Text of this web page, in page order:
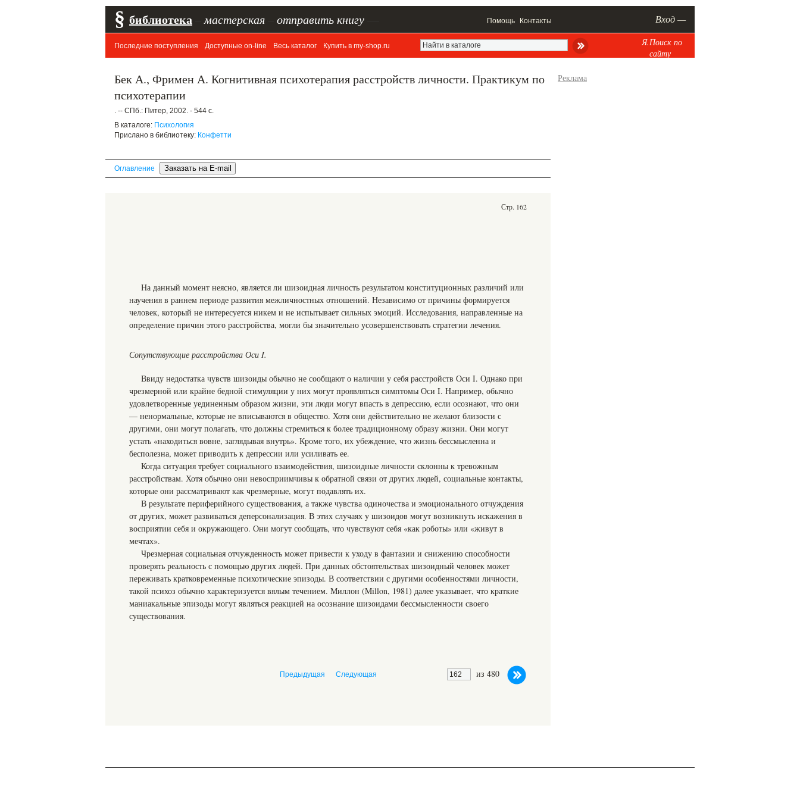
§ библиотека мастерская отправить книгу Помощь Контакты Вход —
Последние поступления Доступные on-line Весь каталог Купить в my-shop.ru
Я.Поиск по
сайту
Бек А., Фримен А. Когнитивная психотерапия расстройств личности. Практикум по
психотерапии
. -- СПб.: Питер, 2002. - 544 с.
В каталоге: Психология
Прислано в библиотеку: Конфетти
Оглавление
Стр. 162
На данный момент неясно, является ли шизоидная личность результатом конституционных различий или
научения в раннем периоде развития межличностных отношений. Независимо от причины формируется
человек, который не интересуется никем и не испытывает сильных эмоций. Исследования, направленные на
определение причин этого расстройства, могли бы значительно усовершенствовать стратегии лечения.
Сопутствующие расстройства Оси I.
Ввиду недостатка чувств шизоиды обычно не сообщают о наличии у себя расстройств Оси I. Однако при
чрезмерной или крайне бедной стимуляции у них могут проявляться симптомы Оси I. Например, обычно
удовлетворенные уединенным образом жизни, эти люди могут впасть в депрессию, если осознают, что они
— ненормальные, которые не вписываются в общество. Хотя они действительно не желают близости с
другими, они могут полагать, что должны стремиться к более традиционному образу жизни. Они могут
устать «находиться вовне, заглядывая внутрь». Кроме того, их убеждение, что жизнь бессмысленна и
бесполезна, может приводить к депрессии или усиливать ее.
Когда ситуация требует социального взаимодействия, шизоидные личности склонны к тревожным
расстройствам. Хотя обычно они невосприимчивы к обратной связи от других людей, социальные контакты,
которые они рассматривают как чрезмерные, могут подавлять их.
В результате периферийного существования, а также чувства одиночества и эмоционального отчуждения
от других, может развиваться деперсонализация. В этих случаях у шизоидов могут возникнуть искажения в
восприятии себя и окружающего. Они могут сообщать, что чувствуют себя «как роботы» или «живут в
мечтах».
Чрезмерная социальная отчужденность может привести к уходу в фантазии и снижению способности
проверять реальность с помощью других людей. При данных обстоятельствах шизоидный человек может
переживать кратковременные психотические эпизоды. В соответствии с другими особенностями личности,
такой психоз обычно характеризуется вялым течением. Миллон (Millon, 1981) далее указывает, что краткие
маниакальные эпизоды могут являться реакцией на осознание шизоидами бессмысленности своего
существования.
из 480
Предыдущая Следующая
Реклама